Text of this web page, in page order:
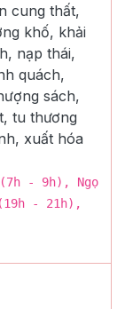
cung thất,
khố, khải
nạp thái,
quách,
sách,
tu thương
xuất hóa
- 9h), Ngọ
- 21h),